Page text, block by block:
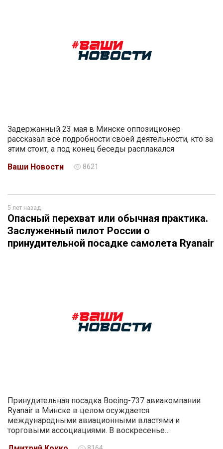
Задержанный 23 мая в Минске оппозиционер
рассказал все подробности своей деятельности, кто за
этим стоит, а под конец беседы расплакался
Ваши Новости
8621
5 лет назад
Опасный перехват или обычная практика.
Заслуженный пилот России о
принудительной посадке самолета Ryanair
Принудительная посадка Boeing-737 авиакомпании
Ryanair в Минске в целом осуждается
международными авиационными властями и
торговыми ассоциациями. В воскресенье…